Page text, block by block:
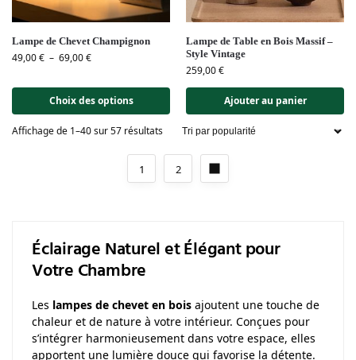
Lampe de Chevet Champignon
49,00€ – 69,00€
Choix des options
Lampe de Table en Bois Massif –
Style Vintage
259,00€
Ajouter au panier
Affichage de 1–40 sur 57 résultats
1 2
Éclairage Naturel et Élégant pour
Votre Chambre
Les lampes de chevet en bois ajoutent une touche de
chaleur et de nature à votre intérieur. Conçues pour
s’intégrer harmonieusement dans votre espace, elles
apportent une lumière douce qui favorise la détente.